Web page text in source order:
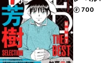
700
ポイント